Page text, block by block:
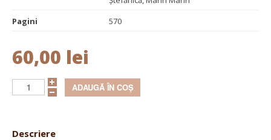
Pagini
570
60,00 lei
Descriere